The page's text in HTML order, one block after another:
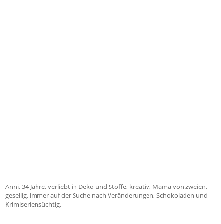
Anni, 34 Jahre, verliebt in Deko und Stoffe, kreativ, Mama von zweien,
gesellig, immer auf der Suche nach Veränderungen, Schokoladen und
Krimiseriensüchtig.